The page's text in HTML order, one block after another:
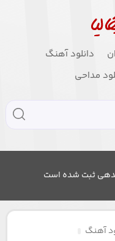
دانلود آهنگ
مداحی
ثبت شده است
آهنگ